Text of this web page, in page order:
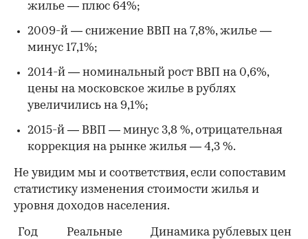
жилье — плюс 64%;
2009-й — снижение ВВП на 7,8%, жилье —
минус 17,1%;
2014-й — номинальный рост ВВП на 0,6%,
цены на московское жилье в рублях
увеличились на 9,1%;
2015-й — ВВП — минус 3,8 %, отрицательная
коррекция на рынке жилья — 4,3 %.
Не увидим мы и соответствия, если сопоставим
статистику изменения стоимости жилья и
уровня доходов населения.
Год
Реальные
Динамика рублевых цен